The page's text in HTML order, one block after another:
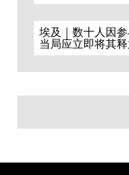
埃及｜数十人因参
当局应立即将其